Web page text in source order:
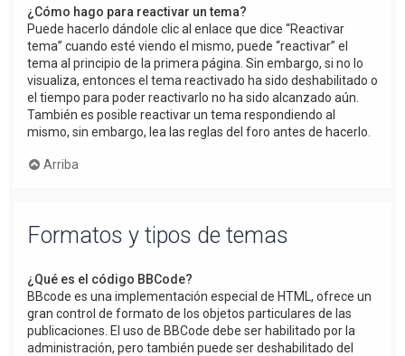
¿Cómo hago para reactivar un tema?
Puede hacerlo dándole clic al enlace que dice “Reactivar
tema” cuando esté viendo el mismo, puede “reactivar” el
tema al principio de la primera página. Sin embargo, si no lo
visualiza, entonces el tema reactivado ha sido deshabilitado o
el tiempo para poder reactivarlo no ha sido alcanzado aún.
También es posible reactivar un tema respondiendo al
mismo, sin embargo, lea las reglas del foro antes de hacerlo.
Arriba
Formatos y tipos de temas
¿Qué es el código BBCode?
BBcode es una implementación especial de HTML, ofrece un
gran control de formato de los objetos particulares de las
publicaciones. El uso de BBCode debe ser habilitado por la
administración, pero también puede ser deshabilitado del